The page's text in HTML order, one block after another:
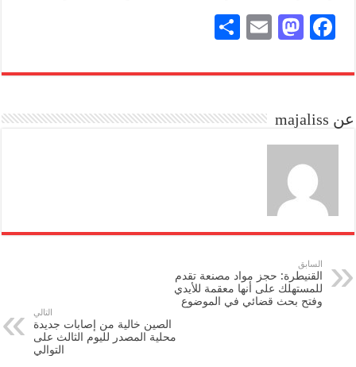
Fa
bo
M
to
n
E
ail
re
عن majaliss
السابق
القنيطرة: حجز مواد مصنعة تقدم
للمستهلك على أنها معقمة للأيدي
وفتح بحث قضائي في الموضوع
التالي
الصين خالية من إصابات جديدة
محلية المصدر لليوم الثالث على
التوالي